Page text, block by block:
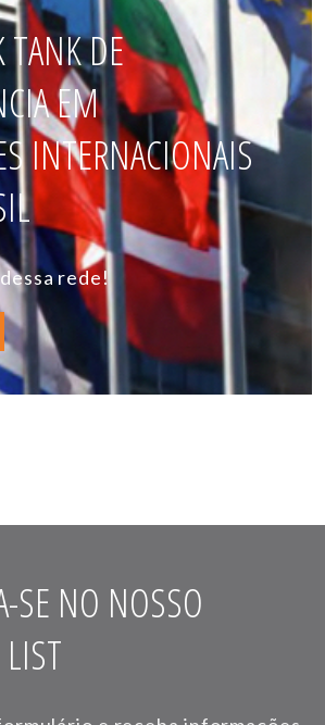
DE
EM
INTERNACIONAIS
rede!
SE NO NOSSO